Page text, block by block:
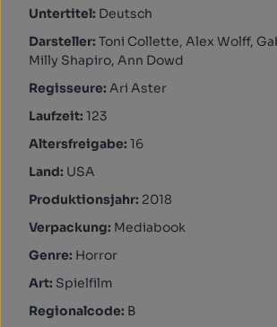
Untertitel: Deutsch
Darsteller: Toni Collette, Alex Wolff,
Milly Shapiro, Ann Dowd
Regisseure: Ari Aster
Laufzeit: 123
Altersfreigabe: 16
Land: USA
Produktionsjahr: 2018
Verpackung: Mediabook
Genre: Horror
Art: Spielfilm
Regionalcode: B